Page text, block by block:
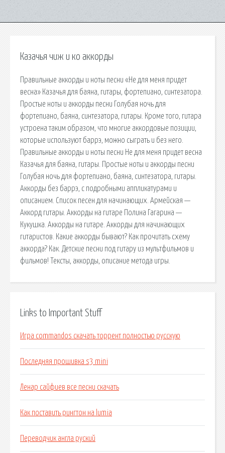
Казачья чиж и ко аккорды
Правильные аккорды и ноты песни «Не для меня придет
весна» Казачья для баяна, гитары, фортепиано, синтезатора.
Простые ноты и аккорды песни Голубая ночь для
фортепиано, баяна, синтезатора, гитары. Кроме того, гитара
устроена таким образом, что многие аккордовые позиции,
которые используют баррэ, можно сыграть и без него.
Правильные аккорды и ноты песни Не для меня придет весна
Казачья для баяна, гитары. Простые ноты и аккорды песни
Голубая ночь для фортепиано, баяна, синтезатора, гитары.
Аккорды без баррэ, с подробными аппликатурами и
описанием. Список песен для начинающих. Армейская —
Аккорд гитары. Аккорды на гитаре Полина Гагарина —
Кукушка. Аккорды на гитаре. Аккорды для начинающих
гитаристов. Какие аккорды бывают? Как прочитать схему
аккорда? Как. Детские песни под гитару из мультфильмов и
фильмов! Тексты, аккорды, описание метода игры.
Links to Important Stuff
Игра commandos скачать торрент полностью русскую
Последняя прошивка s3 mini
Ленар сайфиев все песни скачать
Как поставить рингтон на lumia
Переводчик англа руский